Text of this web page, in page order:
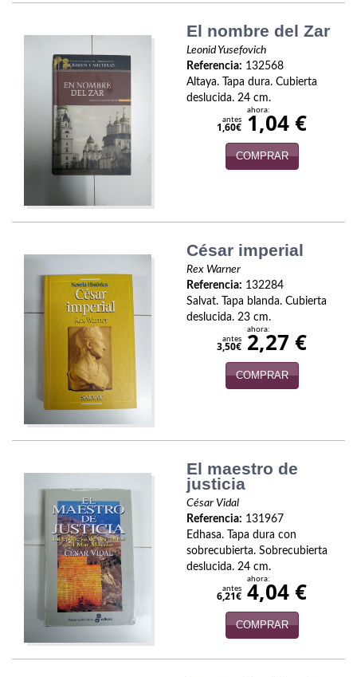
Literatura hispanoamericana
Mafia y espionaje
Novela Extranjera
Novela fantástica
Novela histórica
Papás, Mamás, bebés...
Papás, Mamás, Bebés...
Papás, Mamás, Bebés…
Poesía
El nombre del Zar
Leonid Yusefovich
Referencia: 132568
Altaya. Tapa dura. Cubierta
deslucida. 24 cm.
antes
1,60€
ahora:
1,04 €
COMPRAR
César imperial
Rex Warner
Referencia: 132284
Salvat. Tapa blanda. Cubierta
deslucida. 23 cm.
antes
3,50€
ahora:
2,27 €
COMPRAR
El maestro de
justicia
César Vidal
Referencia: 131967
Edhasa. Tapa dura con
sobrecubierta. Sobrecubierta
deslucida. 24 cm.
antes
6,21€
ahora:
4,04 €
COMPRAR